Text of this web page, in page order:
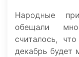
Народные
обещали
считалось,
декабрь